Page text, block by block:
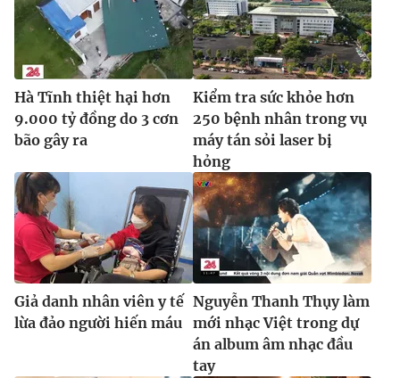
Hà Tĩnh thiệt hại hơn
9.000 tỷ đồng do 3 cơn
bão gây ra
Kiểm tra sức khỏe hơn
250 bệnh nhân trong vụ
máy tán sỏi laser bị
hỏng
Giả danh nhân viên y tế
lừa đảo người hiến máu
Nguyễn Thanh Thụy làm
mới nhạc Việt trong dự
án album âm nhạc đầu
tay